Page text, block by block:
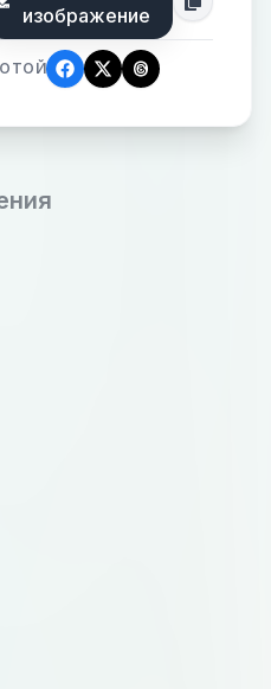
изображение